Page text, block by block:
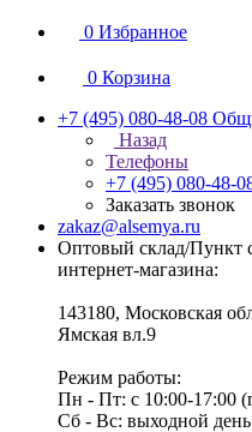
0 Избранное
0 Корзина
+7 (495) 080-48-08
Назад
Телефоны
+7 (495) 080-48-
Заказать звонок
zakaz@alsemya.ru
Оптовый склад/Пункт
интернет-магазина:
143180, Московская
Ямская вл.9
Режим работы:
Пн - Пт: с 10:00-17:00
Сб - Вс: выходной день